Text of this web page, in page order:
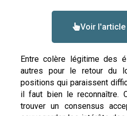
Voir l'article
Entre colère légitime des
autres pour le retour du
positions qui paraissent
il faut bien le reconnaître.
trouver un consensus